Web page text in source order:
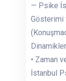
— Psike
• Zaman
İstanbul